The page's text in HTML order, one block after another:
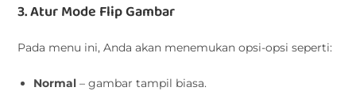
3. Atur Mode Flip Gambar
Pada menu ini, Anda akan menemukan opsi-opsi seperti:
Normal – gambar tampil biasa.